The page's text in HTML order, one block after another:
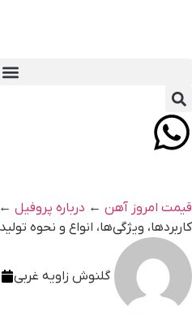
امروز آهن← درباره پروفیل←
ویژگی‌ها، انواع و نحوه تولید
گلنوش زاویه غربی